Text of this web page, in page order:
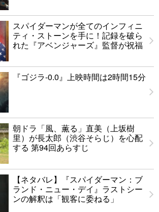
スパイダーマンが全てのインフィニ
ティ・ストーンを手に！記録を破ら
れた『アベンジャーズ』監督が祝福
『ゴジラ-0.0』上映時間は2時間15分
朝ドラ「風、薫る」直美（上坂樹
里）が長太郎（渋谷そらじ）を心配
する 第94回あらすじ
【ネタバレ】『スパイダーマン：ブ
ランド・ニュー・デイ』ラストシー
ンの解釈は「観客に委ねる」